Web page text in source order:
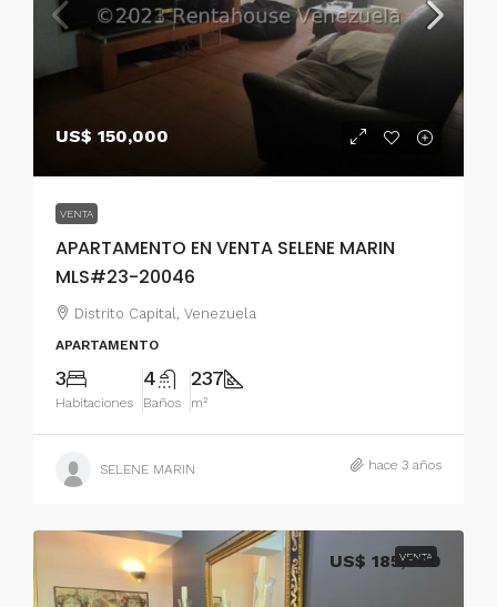
US$ 150,000
VENTA
APARTAMENTO EN VENTA SELENE MARIN
MLS#23-20046
Distrito Capital, Venezuela
APARTAMENTO
3
Habitaciones
4
Baños
237
m²
SELENE MARIN hace 3 años
VENTA
US$ 185,000